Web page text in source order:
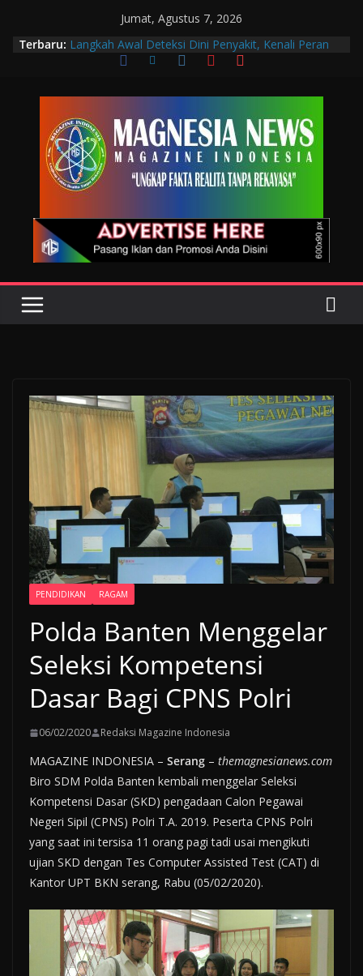
Jumat, Agustus 7, 2026
Terbaru: Langkah Awal Deteksi Dini Penyakit, Kenali Peran
Tenaga Teknologi Laboratorium Medik
Sebenarnya Sedang Melindungi Siapa?
UU ITE Masih Menakutkan : Mengapa Warga Bisa
Dipidana Hanya karena Bicara?
Muscab VIII DPC PTGMI Kota Bandung Jadi
Momentum Penguatan Profesi dan Transformasi
Digital
Wakil Wali Kota Bandung Hadiri Muscab VIII PTGMI
Terapis Gigi dan Mulut
PENDIDIKAN RAGAM
Polda Banten Menggelar
Seleksi Kompetensi
Dasar Bagi CPNS Polri
06/02/2020 Redaksi Magazine Indonesia
MAGAZINE INDONESIA – Serang – themagnesianews.com
Biro SDM Polda Banten kembali menggelar Seleksi
Kompetensi Dasar (SKD) pengadaan Calon Pegawai
Negeri Sipil (CPNS) Polri T.A. 2019. Peserta CPNS Polri
yang saat ini tersisa 11 orang pagi tadi usai mengikuti
ujian SKD dengan Tes Computer Assisted Test (CAT) di
Kantor UPT BKN serang, Rabu (05/02/2020).